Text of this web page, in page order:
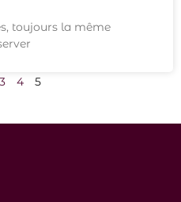
toujours la même
3 4 5